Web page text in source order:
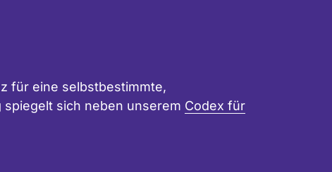
für eine selbstbestimmte,
sich neben unserem Codex für